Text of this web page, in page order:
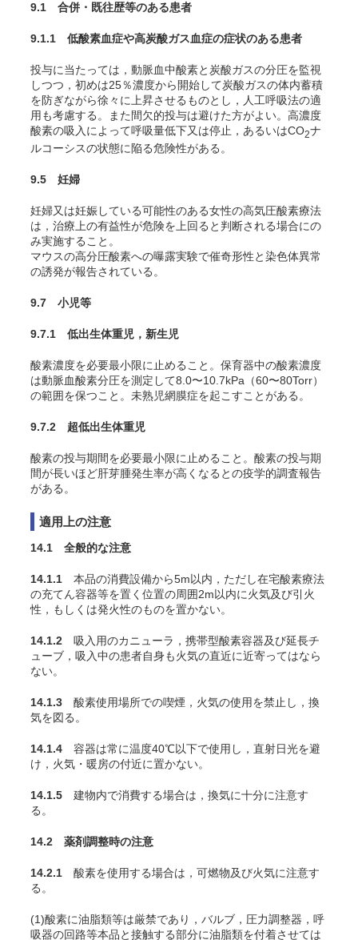
9.1 合併・既往歴等のある患者
9.1.1 低酸素血症や高炭酸ガス血症の症状のある患者
投与に当たっては，動脈血中酸素と炭酸ガスの分圧を監視
しつつ，初めは25％濃度から開始して炭酸ガスの体内蓄積
を防ぎながら徐々に上昇させるものとし，人工呼吸法の適
用も考慮する。また間欠的投与は避けた方がよい。高濃度
酸素の吸入によって呼吸量低下又は停止，あるいはCO2ナ
ルコーシスの状態に陥る危険性がある 。
9.5 妊婦
妊婦又は妊娠している可能性のある女性の高気圧酸素療法
は，治療上の有益性が危険を上回ると判断される場合にの
み実施すること。
マウスの高分圧酸素への曝露実験で催奇形性と染色体異常
の誘発が報告されている 。
9.7 小児等
9.7.1 低出生体重児，新生児
酸素濃度を必要最小限に止めること。保育器中の酸素濃度
は動脈血酸素分圧を測定して8.0〜10.7kPa（60〜80Torr）
の範囲を保つこと。未熟児網膜症を起こすことがある 。
9.7.2 超低出生体重児
酸素の投与期間を必要最小限に止めること。酸素の投与期
間が長いほど肝芽腫発生率が高くなるとの疫学的調査報告
がある 。
適用上の注意
14.1 全般的な注意
14.1.1 本品の消費設備から5m以内，ただし在宅酸素療法
の充てん容器等を置く位置の周囲2m以内に火気及び引火
性，もしくは発火性のものを置かない。
14.1.2 吸入用のカニューラ，携帯型酸素容器及び延長チ
ューブ，吸入中の患者自身も火気の直近に近寄ってはなら
ない。
14.1.3 酸素使用場所での喫煙，火気の使用を禁止し，換
気を図る。
14.1.4 容器は常に温度40℃以下で使用し，直射日光を避
け，火気・暖房の付近に置かない。
14.1.5 建物内で消費する場合は，換気に十分に注意す
る。
14.2 薬剤調整時の注意
14.2.1 酸素を使用する場合は，可燃物及び火気に注意す
る。
(1)酸素に油脂類等は厳禁であり，バルブ，圧力調整器，呼
吸器の回路等本品と接触する部分に油脂類を付着させては